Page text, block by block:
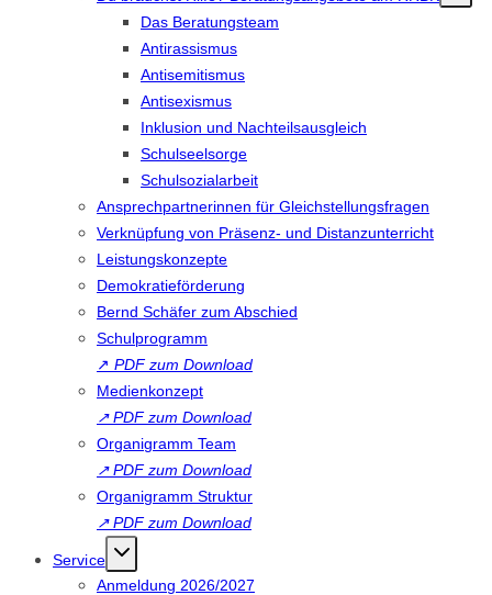
Das Beratungsteam
Antirassismus
Antisemitismus
Antisexismus
Inklusion und Nachteilsausgleich
Schulseelsorge
Schulsozialarbeit
Ansprechpartnerinnen für Gleichstellungsfragen
Verknüpfung von Präsenz- und Distanzunterricht
Leistungskonzepte
Demokratieförderung
Bernd Schäfer zum Abschied
Schulprogramm
↗ PDF zum Download
Medienkonzept
↗ PDF zum Download
Organigramm Team
↗ PDF zum Download
Organigramm Struktur
↗ PDF zum Download
Service
Anmeldung 2026/2027